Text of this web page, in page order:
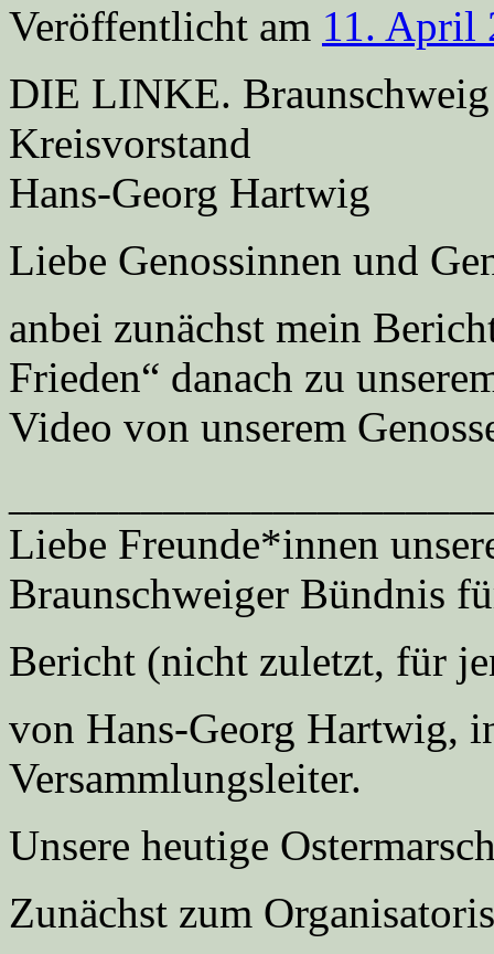
Veröffentlicht am 11. April
DIE LINKE. Braunschweig
Kreisvorstand
Hans-Georg Hartwig
Liebe Genossinnen und
anbei zunächst mein
Frieden“ danach zu
Video von unserem
Liebe Freunde*innen
Braunschweiger Bündnis
Bericht (nicht zuletzt, für
von Hans-Georg Hartwig,
Versammlungsleiter.
Unsere heutige
Zunächst zum